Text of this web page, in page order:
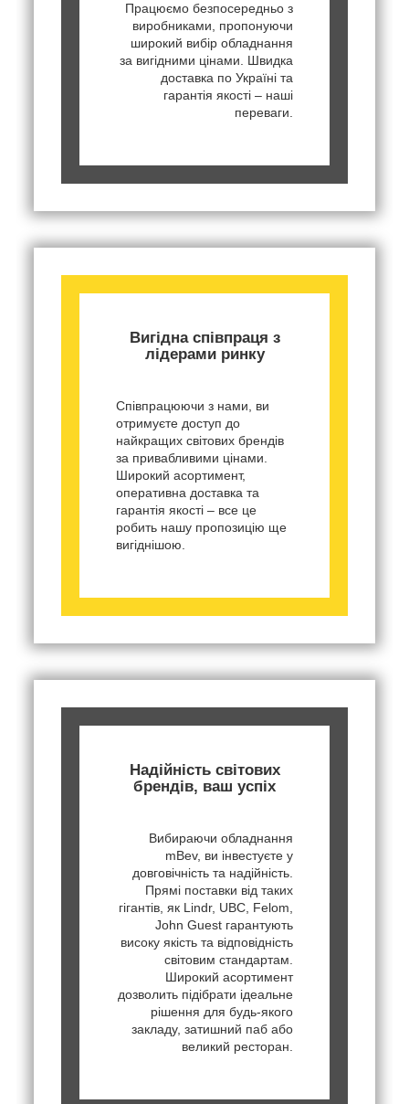
Працюємо безпосередньо з
виробниками, пропонуючи
широкий вибір обладнання
за вигідними цінами. Швидка
доставка по Україні та
гарантія якості – наші
переваги.
Вигідна співпраця з
лідерами ринку
Співпрацюючи з нами, ви
отримуєте доступ до
найкращих світових брендів
за привабливими цінами.
Широкий асортимент,
оперативна доставка та
гарантія якості – все це
робить нашу пропозицію ще
вигіднішою.
Надійність світових
брендів, ваш успіх
Вибираючи обладнання
mBev, ви інвестуєте у
довговічність та надійність.
Прямі поставки від таких
гігантів, як Lindr, UBC, Felom,
John Guest гарантують
високу якість та відповідність
світовим стандартам.
Широкий асортимент
дозволить підібрати ідеальне
рішення для будь-якого
закладу, затишний паб або
великий ресторан.